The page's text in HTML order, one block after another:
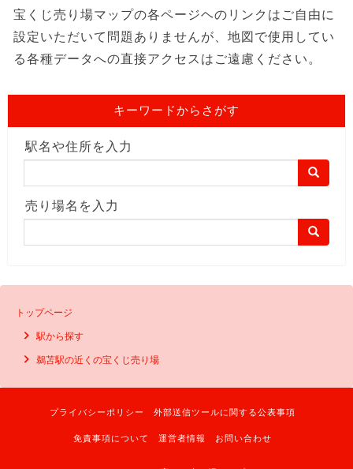
宝くじ売り場マップの各ページヘのリンクはご自由に
設定いただいて問題ありませんが、地図で使用してい
る各種データへの直接アクセスはご遠慮ください。
キーワードからさがす
駅名や住所を入力
売り場名を入力
トップページ
駅から探す
鵜苫駅の近くの宝くじ売り場
プライバシーポリシー 外部送信ツールに関する公表事項
免責事項について 運営者情報 お問い合わせ